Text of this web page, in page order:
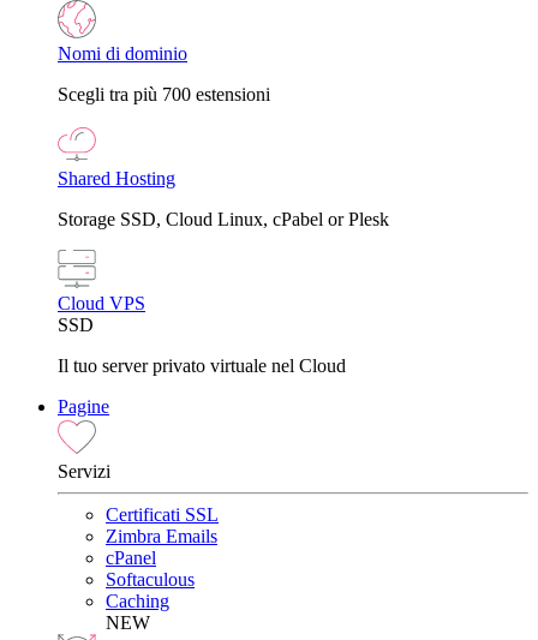
Nomi di dominio
Scegli tra più 700 estensioni
Shared Hosting
Storage SSD, Cloud Linux, cPabel or Plesk
Cloud VPS
SSD
Il tuo server privato virtuale nel Cloud
Pagine
Servizi
Certificati SSL
Zimbra Emails
cPanel
Softaculous
Caching
NEW